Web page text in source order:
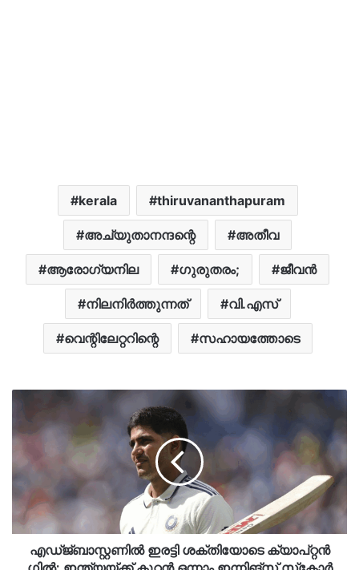
kerala thiruvananthapuram
അച്യുതാനന്ദന്റെ അതീവ
ആരോഗ്യനില ഗുരുതരം; ജീവൻ
നിലനിർത്തുന്നത് വി.എസ്
വെന്റിലേറ്ററിന്റെ സഹായത്തോടെ
എഡ്ജ്ബാസ്റ്റണില്‍ ഇരട്ടി ശക്തിയോടെ ക്യാപ്റ്റന്‍